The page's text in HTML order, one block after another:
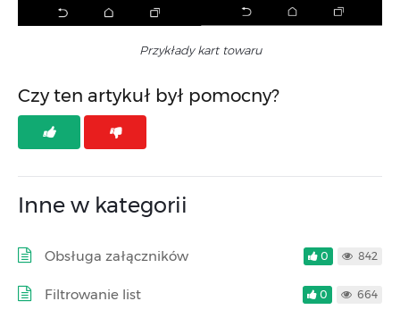
Przykłady kart towaru
Czy ten artykuł był pomocny?
Inne w kategorii
Obsługa załączników 0 842
Filtrowanie list 0 664